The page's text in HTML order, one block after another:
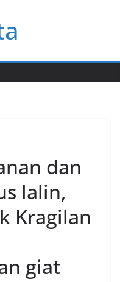
dan
lalin,
Kragilan
giat